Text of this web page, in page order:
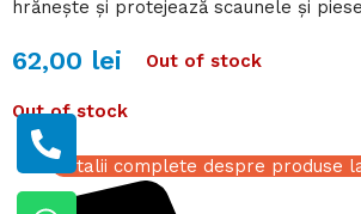
hrănește și protejează scaunele și
62,00 lei Out of stock
Out of stock
Detalii complete despre produse